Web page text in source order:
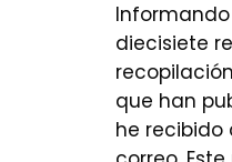
diecisiete
que han
he recibido